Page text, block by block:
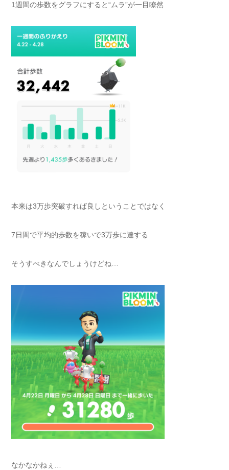
1週間の歩数をグラフにすると“ムラ”が一目瞭然
本来は3万歩突破すれば良しということではなく
7日間で平均的歩数を稼いで3万歩に達する
そうすべきなんでしょうけどね…
なかなかねぇ…